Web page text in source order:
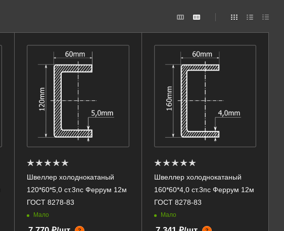
Швеллер холоднокатаный
120*60*5,0 ст.3пс Феррум 12м
ГОСТ 8278-83
Мало
Швеллер холоднокатаный
160*60*4,0 ст.3пс Феррум 12м
ГОСТ 8278-83
Мало